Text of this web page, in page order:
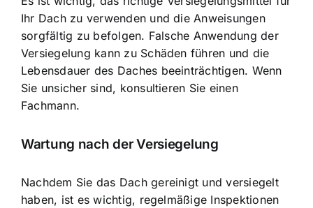
Ihr Dach zu verwenden und die Anweisungen
sorgfältig zu befolgen. Falsche Anwendung der
Versiegelung kann zu Schäden führen und die
Lebensdauer des Daches beeinträchtigen. Wenn
Sie unsicher sind, konsultieren Sie einen
Fachmann.
Wartung nach der Versiegelung
Nachdem Sie das Dach gereinigt und versiegelt
haben, ist es wichtig, regelmäßige Inspektionen